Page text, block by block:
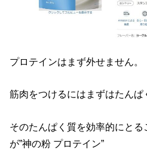
プロテインはまず外せません。
筋肉をつけるにはまずはたんぱ
そのたんぱく質を効率的にと
が”神の粉 プロテイン”